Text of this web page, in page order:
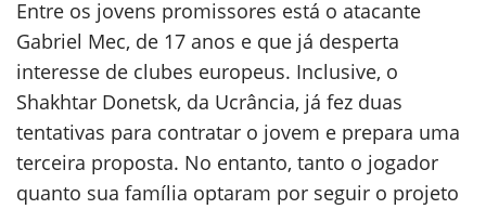
Entre os jovens promissores está o atacante
Gabriel Mec, de 17 anos e que já desperta
interesse de clubes europeus. Inclusive, o
Shakhtar Donetsk, da Ucrância, já fez duas
tentativas para contratar o jovem e prepara uma
terceira proposta. No entanto, tanto o jogador
quanto sua família optaram por seguir o projeto